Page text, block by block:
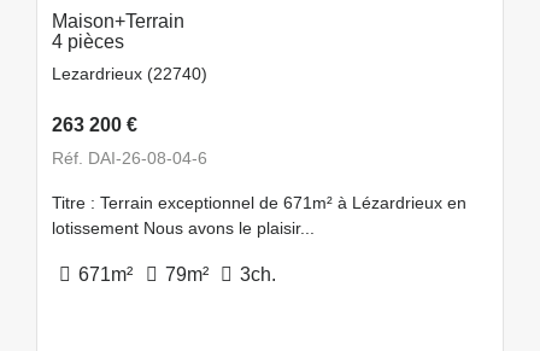
Maison+Terrain
4 pièces
Lezardrieux (22740)
263 200 €
Réf. DAI-26-08-04-6
Titre : Terrain exceptionnel de 671m² à Lézardrieux en
lotissement Nous avons le plaisir...
671m² 79m² 3ch.